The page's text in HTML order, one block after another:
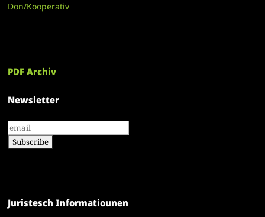
Don/Kooperativ
PDF Archiv
Newsletter
Juristesch Informatiounen